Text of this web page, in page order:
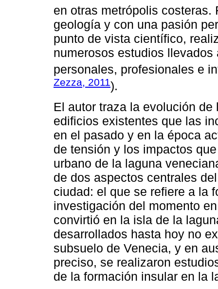
en otras metrópolis costeras.
geología y con una pasión
punto de vista científico,
numerosos estudios
personales, profesionales e
Zezza, 2011).
El autor traza la evolución
edificios existentes que las
en el pasado y en la época
de tensión y los impactos
urbano de la laguna
de dos aspectos centrales
ciudad: el que se refiere a la
investigación del momento
convirtió en la isla de la
desarrollados hasta hoy no
subsuelo de Venecia, y en
preciso, se realizaron
de la formación insular en la